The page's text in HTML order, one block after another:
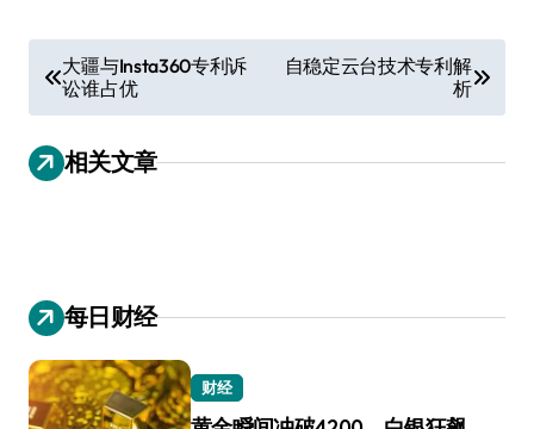
章
导
航
大疆与Insta360专利诉
讼谁占优
自稳定云台技术专利解
析
相关文章
每日财经
财经